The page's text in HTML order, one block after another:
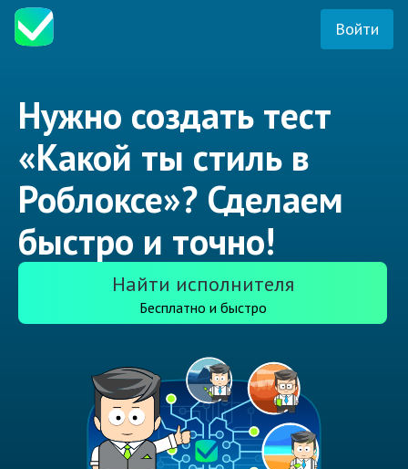
Войти
Нужно создать тест
«Какой ты стиль в
Роблоксе»? Сделаем
быстро и точно!
Найти исполнителя
Бесплатно и быстро